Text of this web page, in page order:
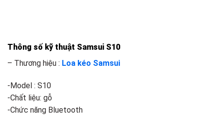
Thông số kỹ thuật Samsui S10
– Thương hiệu : Loa kéo Samsui
-Model : S10
-Chất liệu: gỗ
-Chức năng Bluetooth